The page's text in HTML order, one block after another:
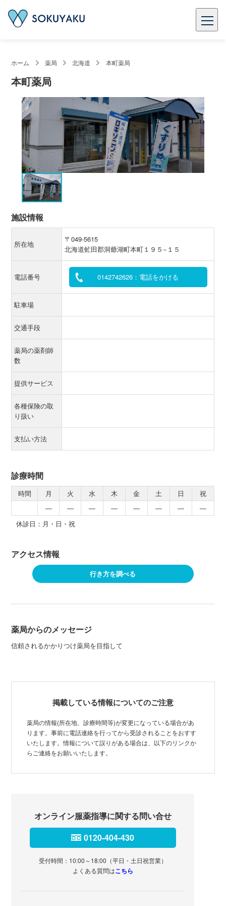
ホーム 薬局 北海道 本町薬局
本町薬局
施設情報
所在地
〒049-5615
北海道虻田郡洞爺湖町本町１９５−１５
電話番号 0142742626：電話をかける
駐車場
交通手段
薬局の薬剤師
数
提供サービス
各種保険の取
り扱い
支払い方法
診療時間
時間 月 火 水 木 金 土 日
祝
―
― ― ― ― ― ―
―
休診日：月・日・祝
アクセス情報
行き方を調べる
薬局からのメッセージ
信頼されるかかりつけ薬局を目指して
掲載している情報についてのご注意
薬局の情報(所在地、診療時間等)が変更になっている場合があ
ります。事前に電話連絡を行ってから受診されることをおすす
いたします。情報について誤りがある場合は、以下のリンクか
らご連絡をお願いいたします。
オンライン服薬指導に関する問い合せ
0120-404-430
受付時間：10:00～18:00（平日・土日祝営業）
よくある質問はこちら